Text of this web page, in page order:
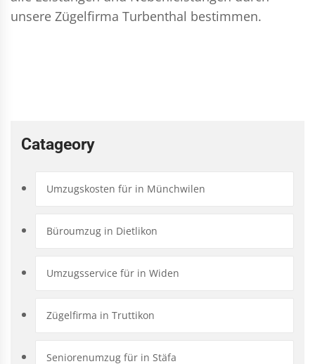
unsere Zügelfirma Turbenthal bestimmen.
Catageory
Umzugskosten für in Münchwilen
Büroumzug in Dietlikon
Umzugsservice für in Widen
Zügelfirma in Truttikon
Seniorenumzug für in Stäfa